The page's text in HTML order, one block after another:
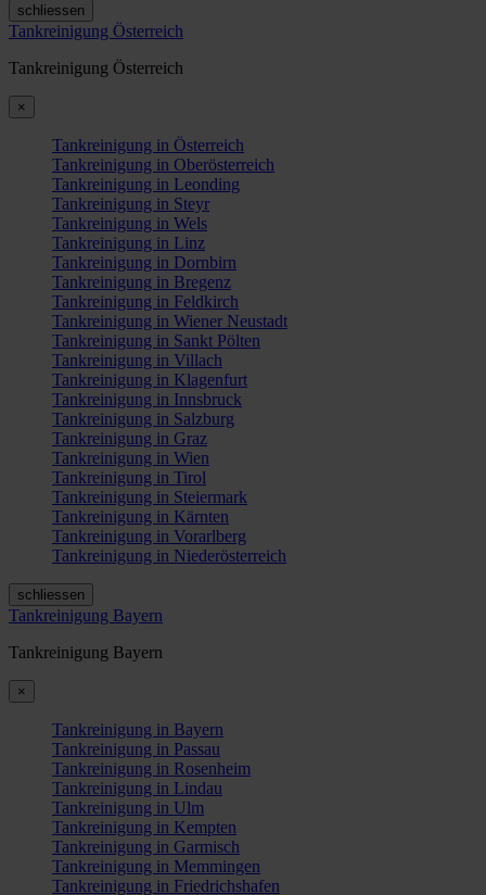
schliessen
Tankreinigung Österreich
Tankreinigung Österreich
×
Tankreinigung in Österreich
Tankreinigung in Oberösterreich
Tankreinigung in Leonding
Tankreinigung in Steyr
Tankreinigung in Wels
Tankreinigung in Linz
Tankreinigung in Dornbirn
Tankreinigung in Bregenz
Tankreinigung in Feldkirch
Tankreinigung in Wiener Neustadt
Tankreinigung in Sankt Pölten
Tankreinigung in Villach
Tankreinigung in Klagenfurt
Tankreinigung in Innsbruck
Tankreinigung in Salzburg
Tankreinigung in Graz
Tankreinigung in Wien
Tankreinigung in Tirol
Tankreinigung in Steiermark
Tankreinigung in Kärnten
Tankreinigung in Vorarlberg
Tankreinigung in Niederösterreich
schliessen
Tankreinigung Bayern
Tankreinigung Bayern
×
Tankreinigung in Bayern
Tankreinigung in Passau
Tankreinigung in Rosenheim
Tankreinigung in Lindau
Tankreinigung in Ulm
Tankreinigung in Kempten
Tankreinigung in Garmisch
Tankreinigung in Memmingen
Tankreinigung in Friedrichshafen